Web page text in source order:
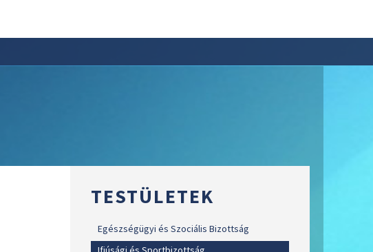
TESTÜLETEK
Egészségügyi és Szociális Bizottság